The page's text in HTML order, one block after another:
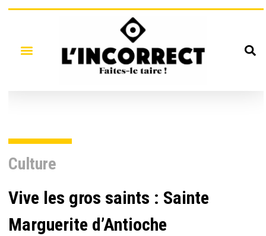
Culture
Vive les gros saints : Sainte
Marguerite d’Antioche